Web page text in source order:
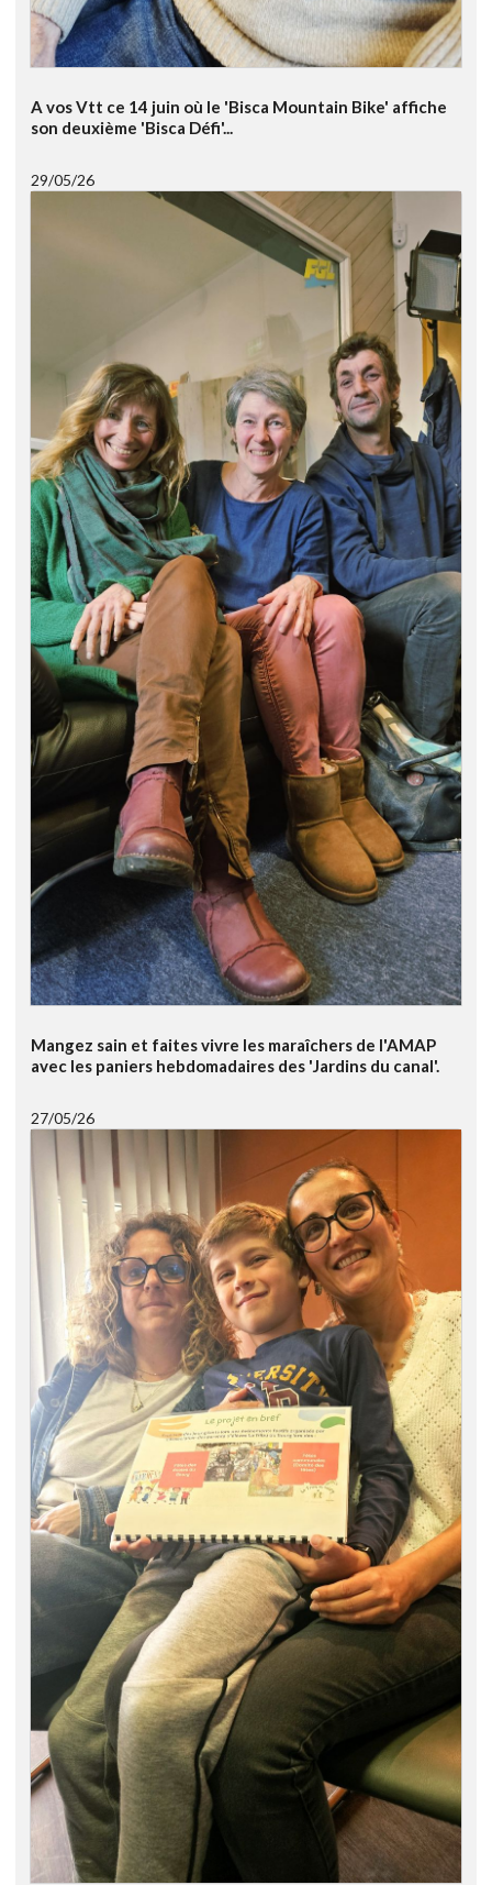
A vos Vtt ce 14 juin où le 'Bisca Mountain Bike' affiche
son deuxième 'Bisca Défi'...
29/05/26
Mangez sain et faites vivre les maraîchers de l'AMAP
avec les paniers hebdomadaires des 'Jardins du canal'.
27/05/26